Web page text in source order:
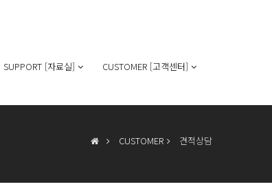
SUPPORT [자료실] CUSTOMER [고객센터]
CUSTOMER 견적상담